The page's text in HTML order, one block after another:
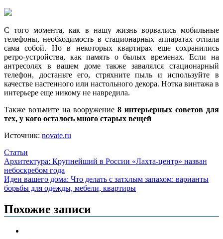
С того момента, как в нашу жизнь ворвались мобильные
телефоны, необходимость в стационарных аппаратах отпала
сама собой. Но в некоторых квартирах еще сохранились
ретро-устройства, как память о былых временах. Если на
антресолях в вашем доме также завалялся стационарный
телефон, достаньте его, стряхните пыль и используйте в
качестве настенного или настольного декора. Нотка винтажа в
интерьере еще никому не навредила.
Также возьмите на вооружение 8 интерьерных советов для
тех, у кого осталось много старых вещей
Источник: novate.ru
Статьи
Навигация
по
записям
Архитектура: Крупнейший в России «Лахта-центр» назван
небоскребом года
Идеи вашего дома: Что делать с затхлым запахом: варианты
борьбы для одежды, мебели, квартиры
Похожие записи